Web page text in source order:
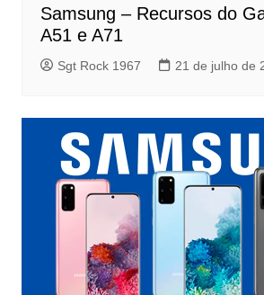
Samsung – Recursos do
A51 e A71
Sgt Rock 1967 21 de julho de